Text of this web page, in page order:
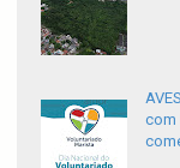
com